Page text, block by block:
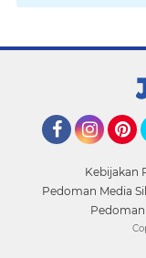
Kebijakan
Pedoman Media
Pedoman